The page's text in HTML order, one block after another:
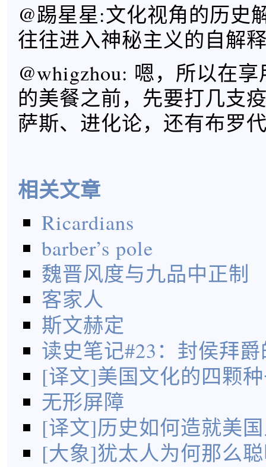
@踢星星:文化视角的历史
往往进入神秘主义的自解
@whigzhou: 嗯，所以在
的美餐之前，先要打几支
萨斯、进化论，还有布罗
相关文章
Ricardians
barber’s pole
魏晋风度与九品中正制
客家人
斯文赫定
读史笔记#23：封侯拜
[译文]美国文化的四颗
无形屏障
[译文]历史如何造就美
[大象]犹太人为何那么